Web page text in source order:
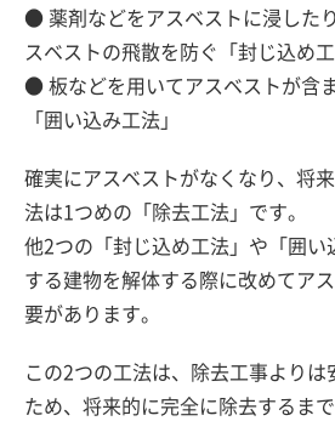
● 薬剤などをアスベストに浸した
スベストの飛散を防ぐ「封じ込め工
● 板などを用いてアスベストが含
「囲い込み工法」
確実にアスベストがなくなり、将
法は1つめの「除去工法」です。
他2つの「封じ込め工法」や「囲い
する建物を解体する際に改めてア
要があります。
この2つの工法は、除去工事よりは
ため、将来的に完全に除去するま